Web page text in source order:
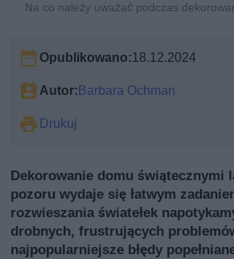
Na co należy uważać podczas
Opublikowano:18.12.2024
Autor:Barbara Ochman
Drukuj
Dekorowanie domu świątecznymi
pozoru wydaje się łatwym
rozwieszania światełek
drobnych, frustrujących
najpopularniejsze błędy